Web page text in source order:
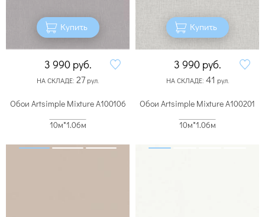
Купить
3 990 руб.
НА СКЛАДЕ: 27рул.
Купить
3 990 руб.
НА СКЛАДЕ: 41 рул.
Обои Artsimple Mixture A100106
10м*1.06м
Обои Artsimple Mixture A100201
10м*1.06м